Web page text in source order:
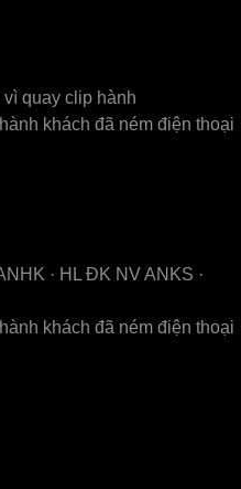
quay clip hành
khách đã ném điện thoại
· HL ĐK NV ANKS ·
khách đã ném điện thoại